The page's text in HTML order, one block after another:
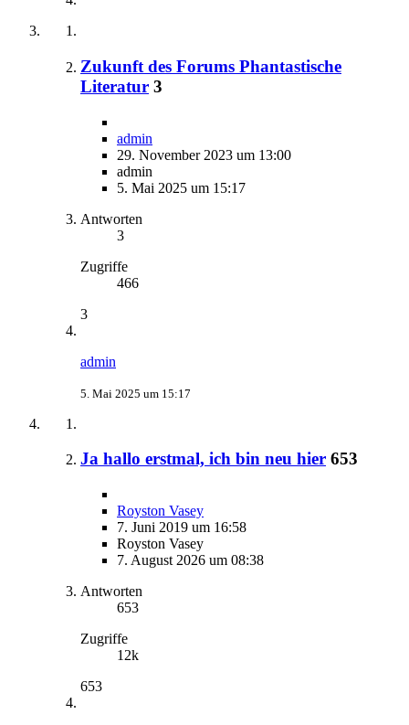
Zukunft des Forums Phantastische
Literatur 3
admin
29. November 2023 um 13:00
admin
5. Mai 2025 um 15:17
Antworten
3
Zugriffe
466
3
admin
5. Mai 2025 um 15:17
Ja hallo erstmal, ich bin neu hier 653
Royston Vasey
7. Juni 2019 um 16:58
Royston Vasey
7. August 2026 um 08:38
Antworten
653
Zugriffe
12k
653